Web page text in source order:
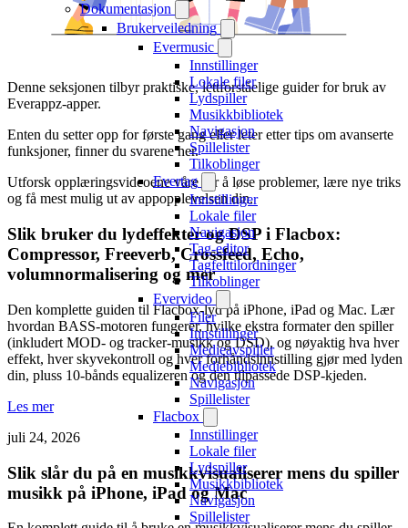
Dokumentasjon
Brukerveiledning
Evermusic
Innstillinger
Lokale filer
Lydspiller
Musikkbibliotek
Navigasjon
Spillelister
Tilkoblinger
Evertag
Innstillinger
Lokale filer
Navigasjon
Tag-editor
Tagfelttilordninger
Tilkoblinger
Evervideo
Filer
Innstillinger
Medieavspiller
Mediebibliotek
Navigasjon
Spillelister
Flacbox
Innstillinger
Lokale filer
Lydspiller
Musikkbibliotek
Navigasjon
Spillelister
Denne seksjonen tilbyr praktiske, lettforståelige guider for bruk av
Everappz-apper.
Enten du setter opp for første gang eller leter etter tips om avanserte
funksjoner, finner du svarene her.
Utforsk opplæringsvideoene våre for å løse problemer, lære nye triks
og få mest mulig ut av appopplevelsen din.
Slik bruker du lydeffekter og DSP i Flacbox:
Compressor, Freeverb, Crossfeed, Echo,
volumnormalisering og mer
Den komplette guiden til Flacbox-lyd på iPhone, iPad og Mac. Lær
hvordan BASS-motoren fungerer, hvilke ekstra formater den spiller
(inkludert MOD- og tracker-musikk og DSD), og nøyaktig hva hver
effekt, hver skyvekontroll og hver forhåndsinnstilling gjør med lyden
din, pluss 10-bånds equalizeren og den tilpassede DSP-kjeden.
Les mer
juli 24, 2026
Slik slår du på en musikkvisualiserer mens du spiller
musikk på iPhone, iPad og Mac